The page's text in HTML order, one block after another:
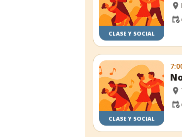
CLASE Y SOCIAL
CLASE Y SOCIAL